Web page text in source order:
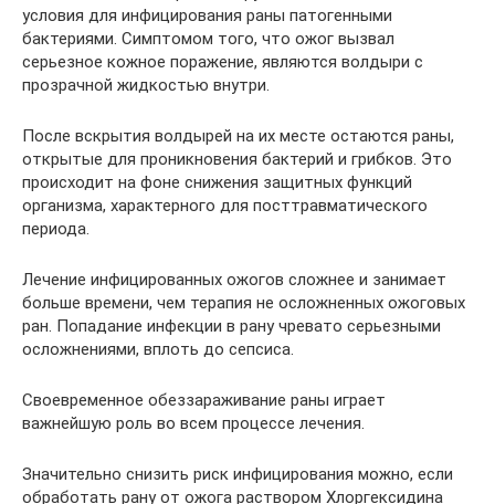
условия для инфицирования раны патогенными
бактериями. Симптомом того, что ожог вызвал
серьезное кожное поражение, являются волдыри с
прозрачной жидкостью внутри.
После вскрытия волдырей на их месте остаются раны,
открытые для проникновения бактерий и грибков. Это
происходит на фоне снижения защитных функций
организма, характерного для посттравматического
периода.
Лечение инфицированных ожогов сложнее и занимает
больше времени, чем терапия не осложненных ожоговых
ран. Попадание инфекции в рану чревато серьезными
осложнениями, вплоть до сепсиса.
Своевременное обеззараживание раны играет
важнейшую роль во всем процессе лечения.
Значительно снизить риск инфицирования можно, если
обработать рану от ожога раствором Хлоргексидина